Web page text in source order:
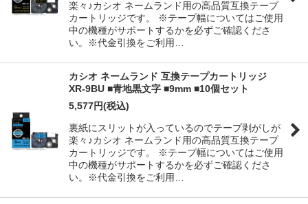
楽々♪カシオ ネームランド用の高品質互換テープ
カートリッジです。 ※テープ幅についてはご使用
中の機種がサポートするかを必ずご確認くださ
い。※代金引換をご利用…
カシオ ネームランド 互換テープカートリッジ
XR-9BU ■青地黒文字 ■9mm ■10個セット
5,577円(税込)
裏紙にスリットが入っているのでテープ剥がしが
楽々♪カシオ ネームランド用の高品質互換テープ
カートリッジです。 ※テープ幅についてはご使用
中の機種がサポートするかを必ずご確認くださ
い。※代金引換をご利用…